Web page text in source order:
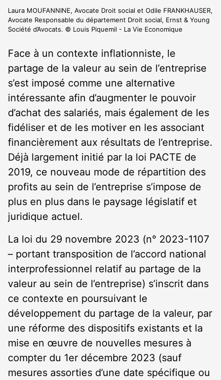
Laura MOUFANNINE, Avocate Droit social et Odile FRANKHAUSER,
Avocate Responsable du département Droit social, Ernst & Young
Société d’Avocats. © Louis Piquemil - La Vie Economique
Face à un contexte inflationniste, le
partage de la valeur au sein de l’entreprise
s’est imposé comme une alternative
intéressante afin d’augmenter le pouvoir
d’achat des salariés, mais également de les
fidéliser et de les motiver en les associant
financièrement aux résultats de l’entreprise.
Déjà largement initié par la loi PACTE de
2019, ce nouveau mode de répartition des
profits au sein de l’entreprise s’impose de
plus en plus dans le paysage législatif et
juridique actuel.
La loi du 29 novembre 2023 (n° 2023-1107
– portant transposition de l’accord national
interprofessionnel relatif au partage de la
valeur au sein de l’entreprise) s’inscrit dans
ce contexte en poursuivant le
développement du partage de la valeur, par
une réforme des dispositifs existants et la
mise en œuvre de nouvelles mesures à
compter du 1er décembre 2023 (sauf
mesures assorties d’une date spécifique ou